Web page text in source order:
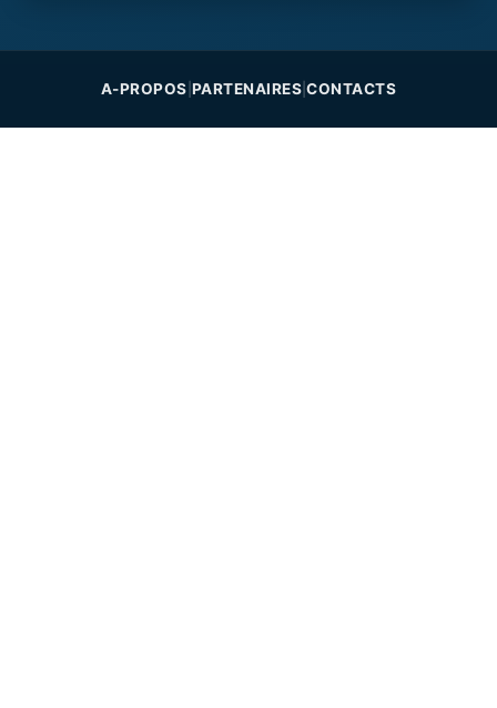
A-PROPOS PARTENAIRES |CONTACTS